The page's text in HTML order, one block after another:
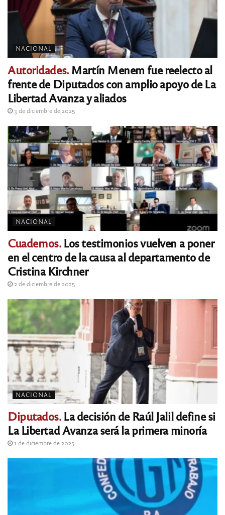
NACIONAL
Autoridades.Martín Menem fue reelecto al
frente de Diputados con amplio apoyo de La
Libertad Avanza y aliados
3 de diciembre de 2025
NACIONAL
Cuadernos.Los testimonios vuelven a poner
en el centro de la causa al departamento de
Cristina Kirchner
2 de diciembre de 2025
NACIONAL
Diputados.La decisión de Raúl Jalil define si
La Libertad Avanza será la primera minoría
1 de diciembre de 2025